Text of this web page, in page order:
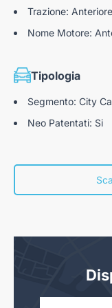
Trazione: Anteriore
Nome Motore:
Tipologia
Segmento: City
Neo Patentati: Si